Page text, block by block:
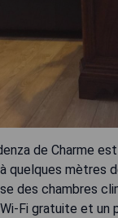
de Charme
quelques mètres
des chambres
Fi gratuite et un